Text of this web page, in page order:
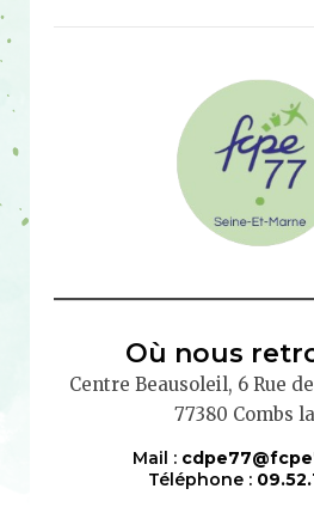
Où nous
Centre Beausoleil, 6 Rue
77380 Combs
Mail :
Téléphone :